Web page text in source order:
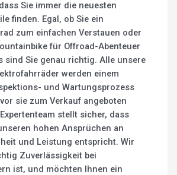
Sie immer die neuesten
finden. Egal, ob Sie ein
zum einfachen Verstauen oder
für Offroad-Abenteuer
sind Sie genau richtig. Alle unsere
werden einem
und Wartungsprozess
sie zum Verkauf angeboten
stellt sicher, dass
hohen Ansprüchen an
und Leistung entspricht. Wir
Zuverlässigkeit bei
ist, und möchten Ihnen ein